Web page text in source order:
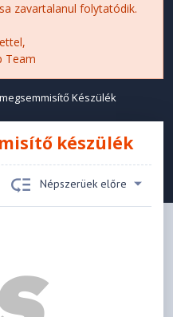
zavartalanul folytatódik.
Team
Készülék
készülék
Népszerüek előre